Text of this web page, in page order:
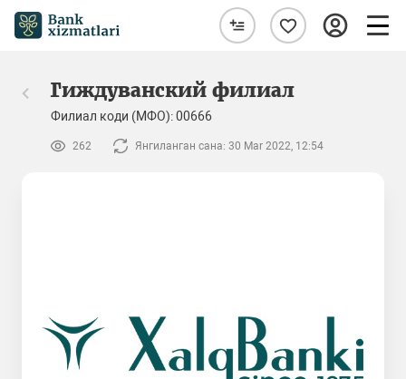
Гиждуванский филиал
Филиал коди (МФО): 00666
262 Янгиланган сана: 30 Mar 2022, 12:54